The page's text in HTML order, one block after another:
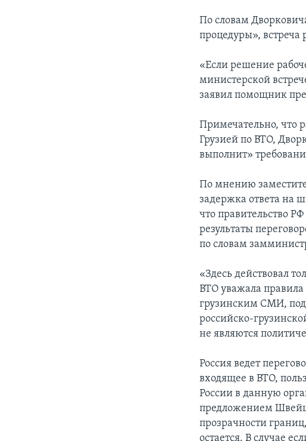
По словам
процедуры», встреча
«Если решение
министерской
заявил помощник
Примечательно, что
Грузией по ВТО,
выполнит»
По мнению
задержка ответа на
что правительство
результаты
по словам
«Здесь действовал
ВТО уважала
грузинским СМИ,
российско-
не являются
Россия ведет
входящее в ВТО,
России в данную
предложением
прозрачности
остается. В случае